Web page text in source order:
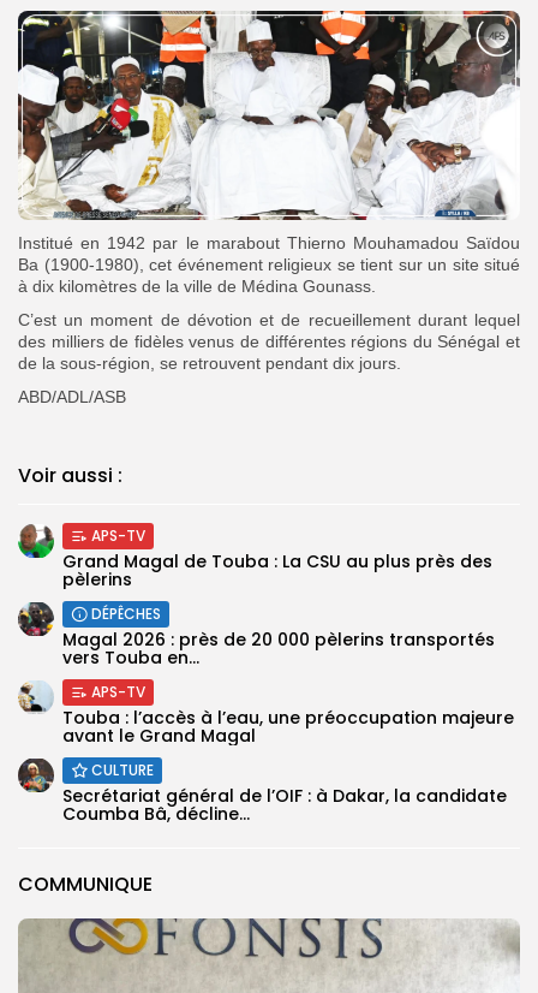
COMMUNIQUE
Institué en 1942 par le marabout Thierno Mouhamadou Saïdou
Ba (1900-1980), cet événement religieux se tient sur un site situé
à dix kilomètres de la ville de Médina Gounass.
C’est un moment de dévotion et de recueillement durant lequel
des milliers de fidèles venus de différentes régions du Sénégal et
de la sous-région, se retrouvent pendant dix jours.
ABD/ADL/ASB
Voir aussi :
APS-TV
Grand Magal de Touba : La CSU au plus près des
pèlerins
DÉPÊCHES
Magal 2026 : près de 20 000 pèlerins transportés
vers Touba en...
APS-TV
Touba : l’accès à l’eau, une préoccupation majeure
avant le Grand Magal
CULTURE
Secrétariat général de l’OIF : à Dakar, la candidate
Coumba Bâ, décline...